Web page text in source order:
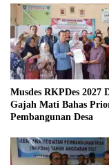
Musdes RKPDes 2027
Gajah Mati Bahas
Pembangunan Desa